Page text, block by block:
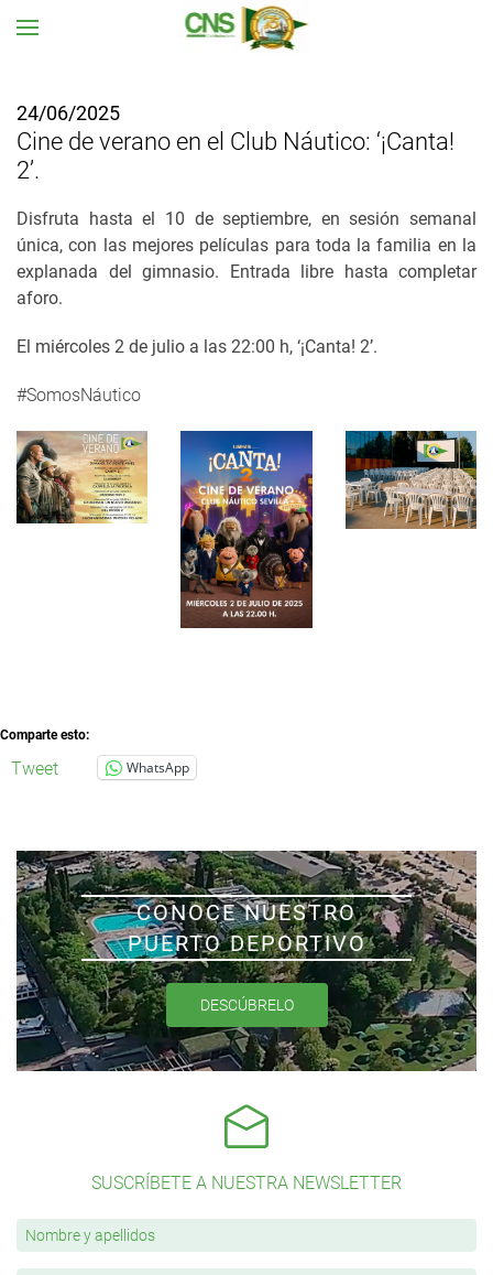
24/06/2025
Cine de verano en el Club Náutico: ‘¡Canta!
2’.
Disfruta hasta el 10 de septiembre, en sesión semanal
única, con las mejores películas para toda la familia en la
explanada del gimnasio. Entrada libre hasta completar
aforo.
El miércoles 2 de julio a las 22:00 h, ‘¡Canta! 2’.
#SomosNáutico
Comparte esto:
Tweet WhatsApp
CONOCE NUESTRO
PUERTO DEPORTIVO
DESCÚBRELO
SUSCRÍBETE A NUESTRA NEWSLETTER